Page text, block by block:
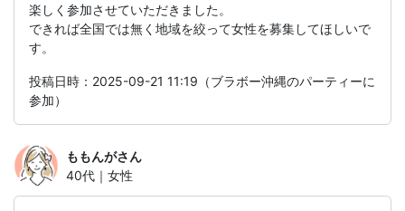
楽しく参加させていただきました。
できれば全国では無く地域を絞って女性を募集してほしいで
す。
投稿日時：2025-09-21 11:19（ブラボー沖縄のパーティーに
参加）
ももんがさん
40代｜女性